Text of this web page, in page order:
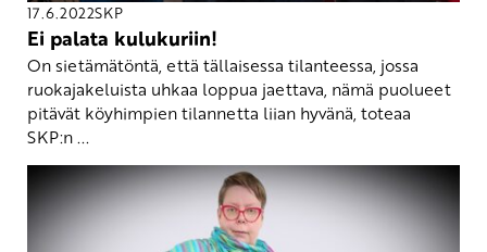
17.6.2022SKP
Ei palata kulukuriin!
On sietämätöntä, että tällaisessa tilanteessa, jossa
ruokajakeluista uhkaa loppua jaettava, nämä puolueet
pitävät köyhimpien tilannetta liian hyvänä, toteaa
SKP:n ...